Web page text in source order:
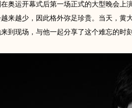
奥运开幕式后第一场正式的大型晚会上
来越少，因此格外弥足珍贵。当天，黄
到现场，与他一起分享了这个难忘的时刻